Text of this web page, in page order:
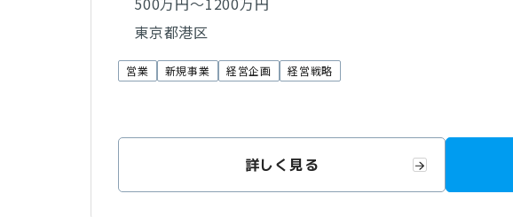
東京都港区
営業 新規事業 経営企画 経営戦略
詳しく見る